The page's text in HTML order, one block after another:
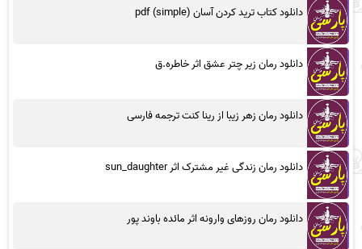
دانلود کتاب ترید کردن آسان (simple) pdf
دانلود رمان زیر چتر عشق اثر خاطره.ق
دانلود رمان زهر زیبا از رینا کنت ترجمه فارسی
دانلود رمان زندگی غیر مشترک اثر sun_daughter
دانلود رمان روزهای وارونه اثر مائده باوند پور